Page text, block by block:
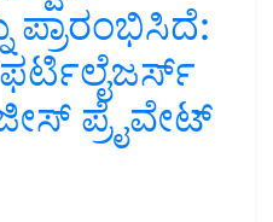
ಪ್ರೈವೇಟ್